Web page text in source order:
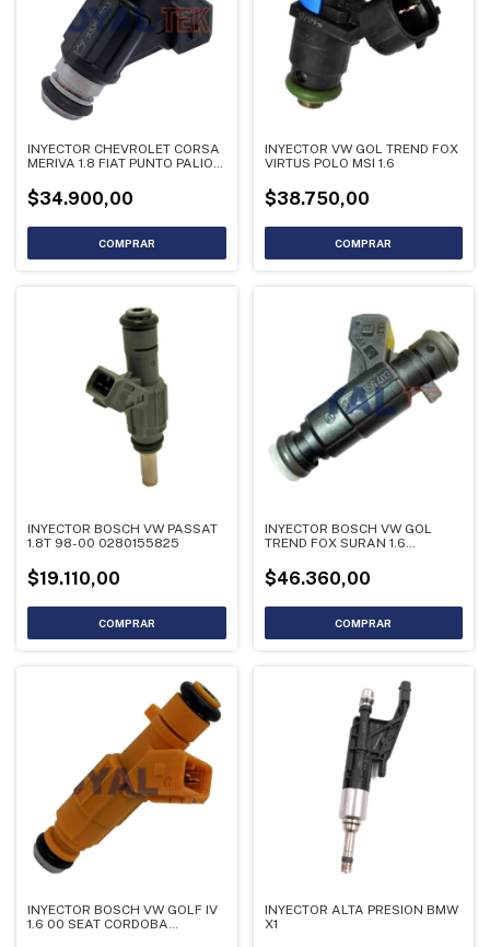
INYECTOR CHEVROLET CORSA
MERIVA 1.8 FIAT PUNTO PALIO
$34.900,00
INYECTOR VW GOL TREND FOX
VIRTUS POLO MSI 1.6
$38.750,00
INYECTOR BOSCH VW PASSAT
1.8T 98-00 0280155825
$19.110,00
INYECTOR BOSCH VW GOL
TREND FOX SURAN 1.6
$46.360,00
INYECTOR BOSCH VW GOLF IV
1.6 00 SEAT CORDOBA
INYECTOR ALTA PRESION BMW
X1